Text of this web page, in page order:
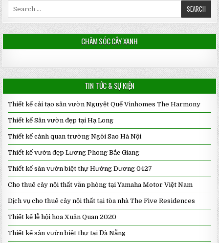
CHĂM SÓC CÂY XANH
TIN TỨC & SỰ KIỆN
Thiết kế cải tạo sân vườn Nguyệt Quế Vinhomes The Harmony
Thiết kế Sân vườn đẹp tại Hạ Long
Thiết kế cảnh quan trường Ngôi Sao Hà Nội
Thiết kế vườn đẹp Lương Phong Bắc Giang
Thiết kế sân vườn biệt thự Hướng Dương 0427
Cho thuê cây nội thất văn phòng tại Yamaha Motor Việt Nam
Dịch vụ cho thuê cây nội thất tại tòa nhà The Five Residences
Thiết kế lễ hội hoa Xuân Quan 2020
Thiết kế sân vườn biệt thự tại Đà Nẵng